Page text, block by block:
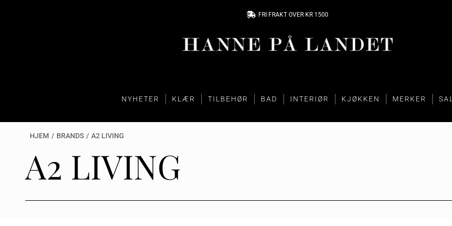
FRI FRAKT OVER KR 1500
NYHETER KLÆR TILBEHØR BAD INTERIØR KJØKKEN MERKER
HJEM / BRANDS / A2 LIVING
A2 LIVING